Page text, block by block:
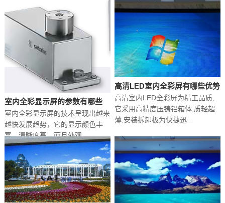
室内全彩显示屏的参数有哪些
‍室内全彩显示屏‍的技术呈现出越来
越快发展趋势，它的显示颜色丰
富，清晰度高，而且外观...
高清LED室内全彩屏‍有哪些优势
高清室内LED全彩屏为精工品质,
它采用高精度压铸铝箱体,质轻超
薄,安装拆卸极为快捷迅...